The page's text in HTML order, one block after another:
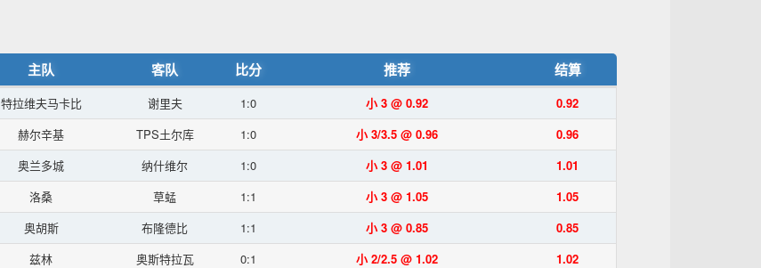
主队 客队 比分 推荐 结算
特拉维夫马卡比 谢里夫 1:0 小 3 @ 0.92
0.92
赫尔辛基 TPS土尔库 1:0 小 3/3.5 @ 0.96
0.96
奥兰多城 纳什维尔 1:0 小 3 @ 1.01
1.01
洛桑 草蜢 1:1 小 3 @ 1.05
1.05
奥胡斯 布隆德比 1:1 小 3 @ 0.85
0.85
兹林 奥斯特拉瓦 0:1 小 2/2.5 @ 1.02
1.02